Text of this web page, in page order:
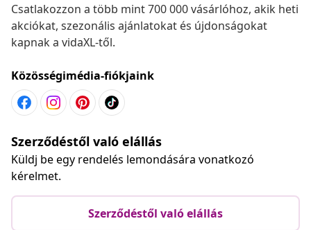
Csatlakozzon a több mint 700 000 vásárlóhoz, akik heti
akciókat, szezonális ajánlatokat és újdonságokat
kapnak a vidaXL-től.
Közösségimédia-fiókjaink
Szerződéstől való elállás
Küldj be egy rendelés lemondására vonatkozó
kérelmet.
Szerződéstől való elállás